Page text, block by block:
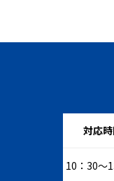
対応
10：30～